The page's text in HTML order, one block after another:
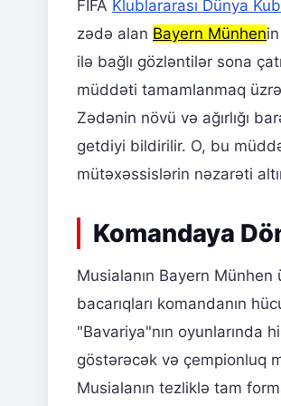
FİFA Klublararası Dünya
zədə alan Bayern Münhen
ilə bağlı gözləntilər sona
müddəti tamamlanmaq
Zədənin növü və ağırlığı
getdiyi bildirilir. O, bu
mütəxəssislərin nəzarəti
Komandaya
Musialanın Bayern
bacarıqları komandanın
"Bavariya"nın oyunlarında
göstərəcək və çempionluq
Musialanın tezliklə tam